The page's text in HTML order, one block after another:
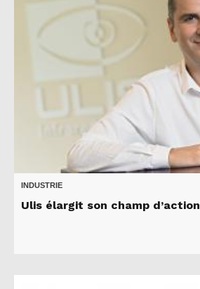
INDUSTRIE
Ulis élargit son champ d’action